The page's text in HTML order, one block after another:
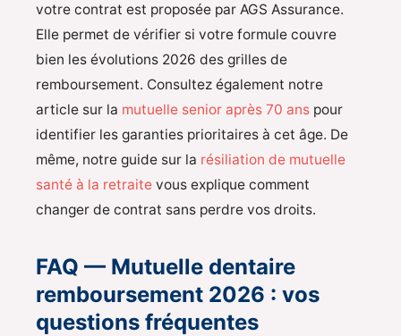
votre contrat est proposée par AGS Assurance.
Elle permet de vérifier si votre formule couvre
bien les évolutions 2026 des grilles de
remboursement. Consultez également notre
article sur la mutuelle senior après 70 ans pour
identifier les garanties prioritaires à cet âge. De
même, notre guide sur la résiliation de mutuelle
santé à la retraite vous explique comment
changer de contrat sans perdre vos droits.
FAQ — Mutuelle dentaire
remboursement 2026 : vos
questions fréquentes